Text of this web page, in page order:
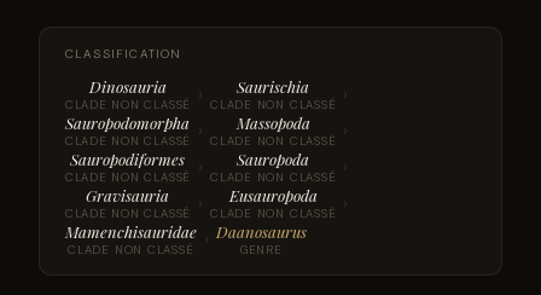
CLASSIFICATION
Dinosauria
CLADE NON CLASSÉ › Saurischia
CLADE NON CLASSÉ ›
Sauropodomorpha
CLADE NON CLASSÉ › Massopoda
CLADE NON CLASSÉ ›
Sauropodiformes
CLADE NON CLASSÉ › Sauropoda
CLADE NON CLASSÉ ›
Gravisauria
CLADE NON CLASSÉ › Eusauropoda
CLADE NON CLASSÉ ›
Mamenchisauridae
CLADE NON CLASSÉ › Daanosaurus
GENRE